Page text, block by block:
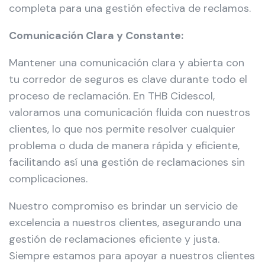
completa para una gestión efectiva de reclamos.
Comunicación Clara y Constante:
Mantener una comunicación clara y abierta con
tu corredor de seguros es clave durante todo el
proceso de reclamación. En THB Cidescol,
valoramos una comunicación fluida con nuestros
clientes, lo que nos permite resolver cualquier
problema o duda de manera rápida y eficiente,
facilitando así una gestión de reclamaciones sin
complicaciones.
Nuestro compromiso es brindar un servicio de
excelencia a nuestros clientes, asegurando una
gestión de reclamaciones eficiente y justa.
Siempre estamos para apoyar a nuestros clientes